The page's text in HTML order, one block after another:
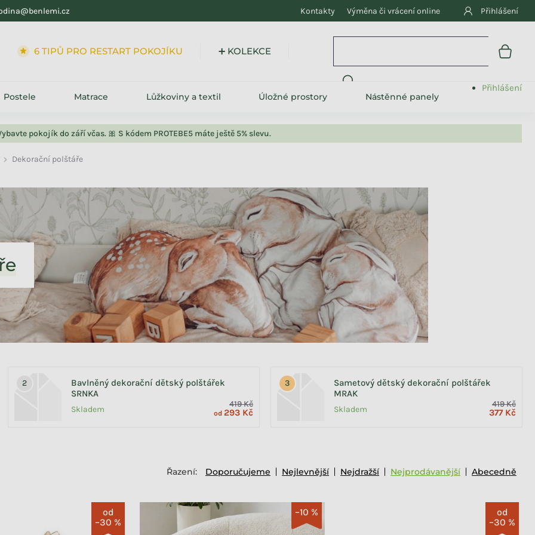
pokojík do září včas. 🎀 S kódem PROTEBE5 máte ještě 5% slevu.
Kontakty Výměna či vrácení online Přihlášení
SLEVY 6 TIPŮ PRO RESTART POKOJÍKU
Postele Matrace Lůžkoviny a textil Úložné prostory Nástěnné panely
Přihlášení
Dekorační polštáře
Bavlněný dekorační dětský polštářek
SRNKA
Skladem
419 Kč
od 293 Kč
Sametový dětský dekorační polštářek
MRAK
Skladem
419 Kč
377 Kč
Doporučujeme Nejlevnější Nejdražší Nejprodávanější Abecedně
od
–30 %
–10 %
od
–30 %